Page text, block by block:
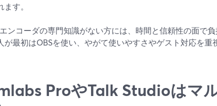
す。
ンコーダの専門知識がない方には、時間と信頼性の面で
が最初はOBSを使い、やがて使いやすさやゲスト対応を
ProやTalk Studioはマ